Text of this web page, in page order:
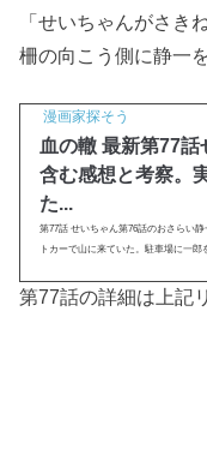
「せいちゃんがさきね
柵の向こう側に静一
漫画家探そう
血の轍 最新第77
含む感想と考察。
た...
第77話 せいちゃん第76話のおさらい
トカーで山に来ていた。駐車場に一
るように問われる静...
第77話の詳細は上記